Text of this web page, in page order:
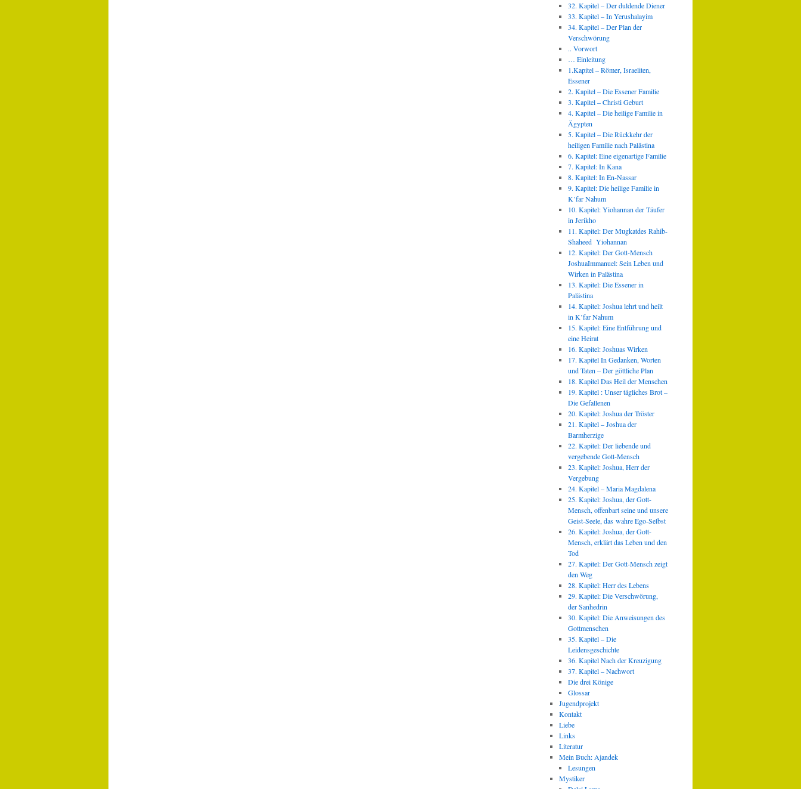
32. Kapitel – Der duldende Diener
33. Kapitel – In Yerushalayim
34. Kapitel – Der Plan der
Verschwörung
.. Vorwort
… Einleitung
1.Kapitel – Römer, Israeliten,
Essener
2. Kapitel – Die Essener Familie
3. Kapitel – Christi Geburt
4. Kapitel – Die heilige Familie in
Ägypten
5. Kapitel – Die Rückkehr der
heiligen Familie nach Palästina
6. Kapitel: Eine eigenartige Familie
7. Kapitel: In Kana
8. Kapitel: In En-Nassar
9. Kapitel: Die heilige Familie in
K’far Nahum
10. Kapitel: Yiohannan der Täufer
in Jerikho
11. Kapitel: Der Mugkatdes Rahib-
Shaheed Yiohannan
12. Kapitel: Der Gott-Mensch
JoshuaImmanuel: Sein Leben und
Wirken in Palästina
13. Kapitel: Die Essener in
Palästina
14. Kapitel: Joshua lehrt und heilt
in K’far Nahum
15. Kapitel: Eine Entführung und
eine Heirat
16. Kapitel: Joshuas Wirken
17. Kapitel In Gedanken, Worten
und Taten – Der göttliche Plan
18. Kapitel Das Heil der Menschen
19. Kapitel : Unser tägliches Brot –
Die Gefallenen
20. Kapitel: Joshua der Tröster
21. Kapitel – Joshua der
Barmherzige
22. Kapitel: Der liebende und
vergebende Gott-Mensch
23. Kapitel: Joshua, Herr der
Vergebung
24. Kapitel – Maria Magdalena
25. Kapitel: Joshua, der Gott-
Mensch, offenbart seine und unsere
Geist-Seele, das wahre Ego-Selbst
26. Kapitel: Joshua, der Gott-
Mensch, erklärt das Leben und den
Tod
27. Kapitel: Der Gott-Mensch zeigt
den Weg
28. Kapitel: Herr des Lebens
29. Kapitel: Die Verschwörung,
der Sanhedrin
30. Kapitel: Die Anweisungen des
Gottmenschen
35. Kapitel – Die
Leidensgeschichte
36. Kapitel Nach der Kreuzigung
37. Kapitel – Nachwort
Die drei Könige
Glossar
Jugendprojekt
Kontakt
Liebe
Links
Literatur
Mein Buch: Ajandek
Lesungen
Mystiker